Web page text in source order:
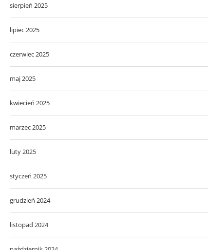
sierpień 2025
lipiec 2025
czerwiec 2025
maj 2025
kwiecień 2025
marzec 2025
luty 2025
styczeń 2025
grudzień 2024
listopad 2024